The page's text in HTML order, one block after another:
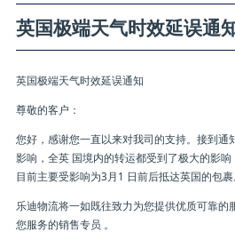
英国极端天气时效延误通
英国极端天气时效延误通知
尊敬的客户：
您好，感谢您一直以来对我司的支持。接到通
影响，全英 国境内的转运都受到了极大的影响
目前主要受影响为3月1 日前后抵达英国的包裹
乐迪物流将一如既往致力为您提供优质可靠的
您服务的销售专员 。